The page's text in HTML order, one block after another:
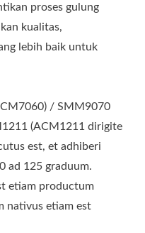
proses gulung
kualitas,
lebih baik untuk
/ SMM9070
(ACM1211 dirigite
est, et adhiberi
ad 125 graduum.
etiam productum
nativus etiam est